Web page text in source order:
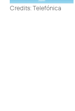
Credits: Telefónica